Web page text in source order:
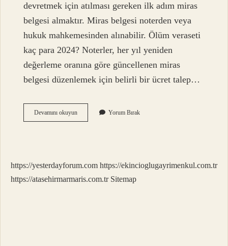
devretmek için atılması gereken ilk adım miras
belgesi almaktır. Miras belgesi noterden veya
hukuk mahkemesinden alınabilir. Ölüm veraseti
kaç para 2024? Noterler, her yıl yeniden
değerleme oranına göre güncellenen miras
belgesi düzenlemek için belirli bir ücret talep…
Devamını okuyunÖlüm
Halinde
Nelerdir
Yorum Bırak
https://yesterdayforum.com https://ekincioglugayrimenkul.com.tr
https://atasehirmarmaris.com.tr Sitemap